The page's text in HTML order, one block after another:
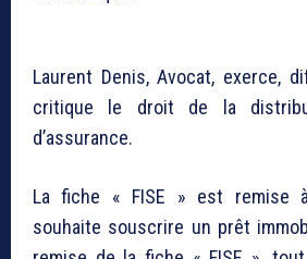
Laurent Denis, Avocat, exerce,
critique le droit de la
d’assurance.
La fiche « FISE » est remise à
souhaite souscrire un prêt